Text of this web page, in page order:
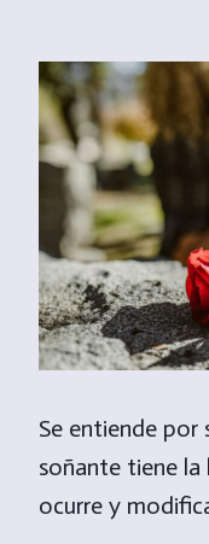
Se entiende por
soñante tiene la
ocurre y